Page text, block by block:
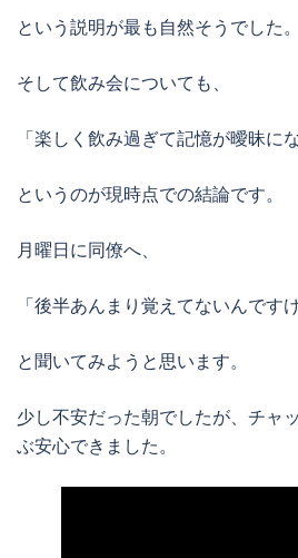
という説明が最も自然そうでした。
そして飲み会についても、
「楽しく飲み過ぎて記憶が曖昧に
というのが現時点での結論です。
月曜日に同僚へ、
「後半あんまり覚えてないんです
と聞いてみようと思います。
少し不安だった朝でしたが、チャ
ぶ安心できました。